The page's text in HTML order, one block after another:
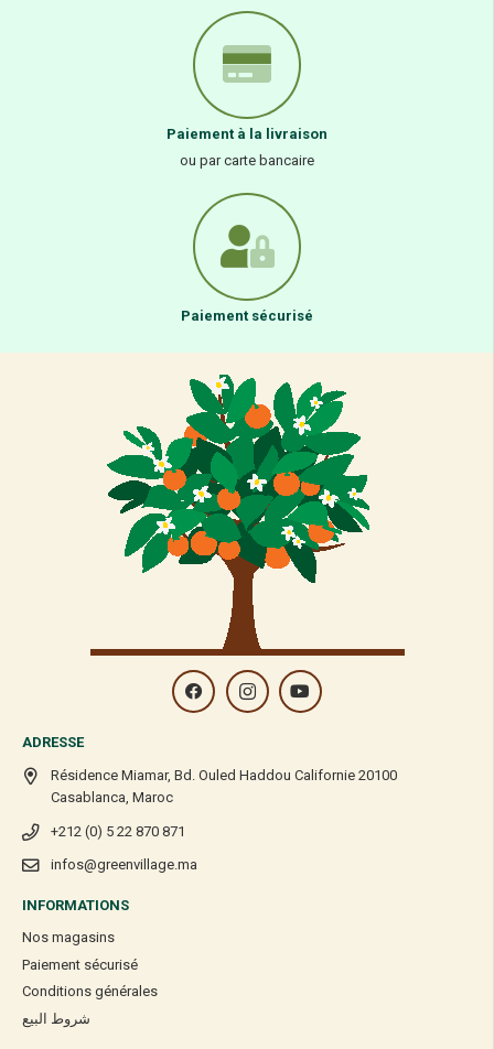
Paiement à la livraison
ou par carte bancaire
Paiement sécurisé
ADRESSE
Résidence Miamar, Bd. Ouled Haddou Californie 20100
Casablanca, Maroc
+212 (0) 5 22 870 871
infos@greenvillage.ma
INFORMATIONS
Nos magasins
Paiement sécurisé
Conditions générales
شروط البيع